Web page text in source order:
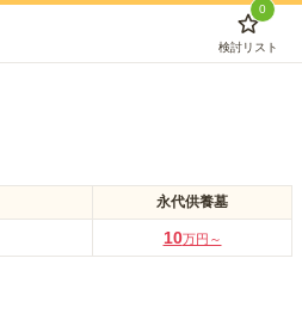
0
検討リスト
永代供養墓
10万円～